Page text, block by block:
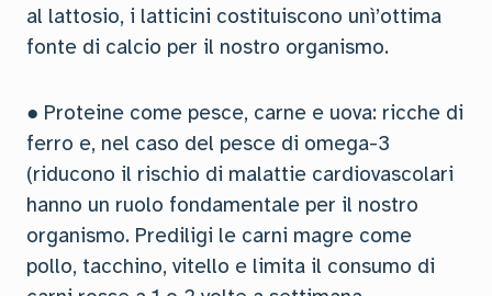
al lattosio, i latticini costituiscono unì’ottima
fonte di calcio per il nostro organismo.
● Proteine come pesce, carne e uova: ricche di
ferro e, nel caso del pesce di omega-3
(riducono il rischio di malattie cardiovascolari
hanno un ruolo fondamentale per il nostro
organismo. Prediligi le carni magre come
pollo, tacchino, vitello e limita il consumo di